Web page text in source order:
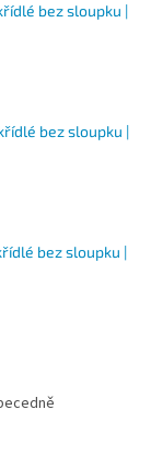
bez sloupku |
bez sloupku |
bez sloupku |